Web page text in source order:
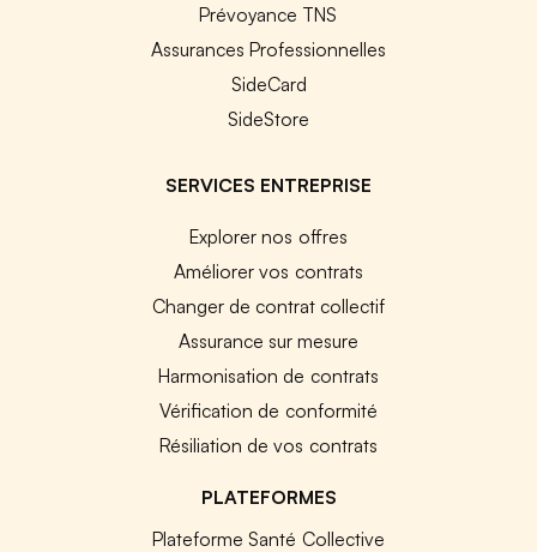
Prévoyance TNS
Assurances Professionnelles
SideCard
SideStore
SERVICES ENTREPRISE
Explorer nos offres
Améliorer vos contrats
Changer de contrat collectif
Assurance sur mesure
Harmonisation de contrats
Vérification de conformité
Résiliation de vos contrats
PLATEFORMES
Plateforme Santé Collective